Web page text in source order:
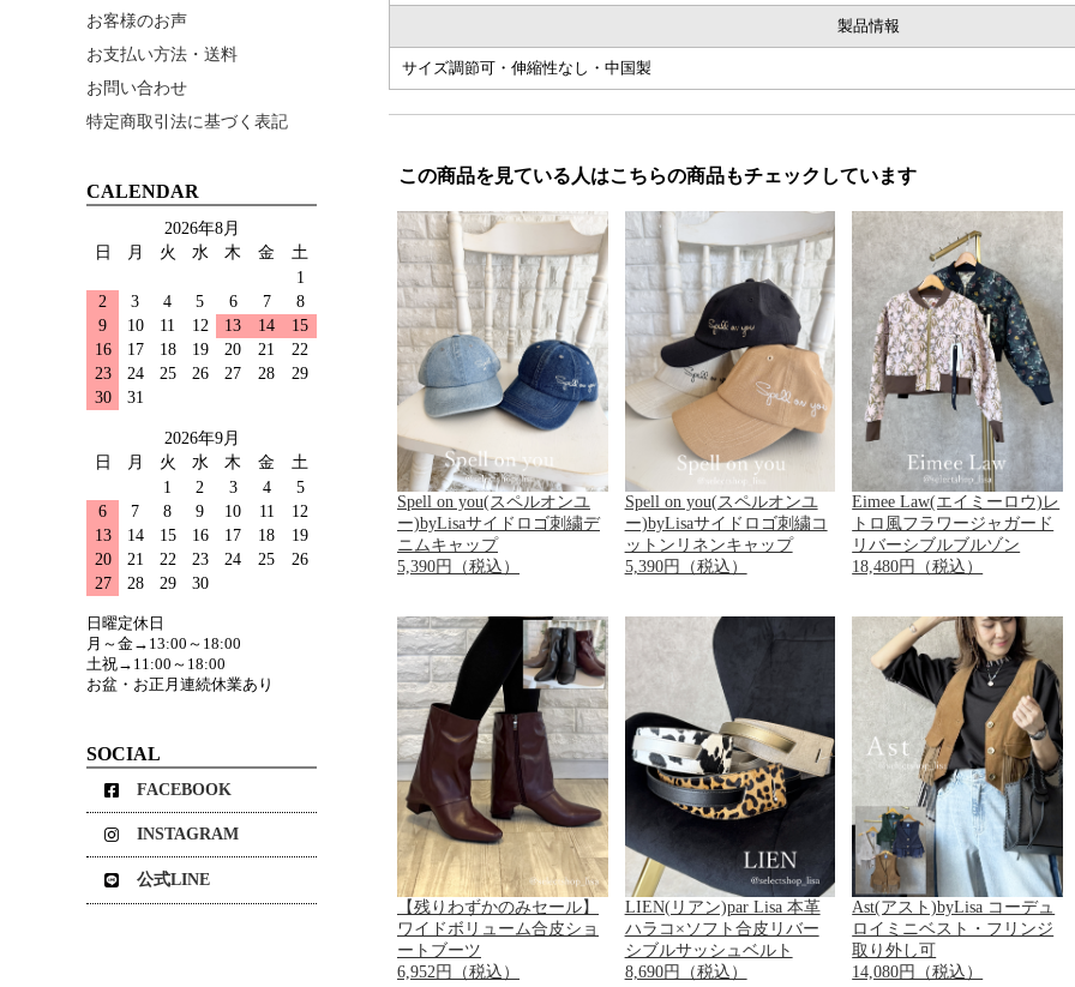
製品情報
サイズ調節可・伸縮性なし・中国製
この商品を見ている人はこちらの商品もチェックしています
Spell on you(スペルオンユ
ー)byLisaサイドロゴ刺繍デ
ニムキャップ
5,390円（税込）
Spell on you(スペルオンユ
ー)byLisaサイドロゴ刺繍コ
ットンリネンキャップ
5,390円（税込）
Eimee Law(エイミーロウ)レ
トロ風フラワージャガード
リバーシブルブルゾン
18,480円（税込）
【残りわずかのみセール】
ワイドボリューム合皮ショ
ートブーツ
6,952円（税込）
LIEN(リアン)par Lisa 本革
ハラコ×ソフト合皮リバー
シブルサッシュベルト
8,690円（税込）
Ast(アスト)byLisa コーデュ
ロイミニベスト・フリンジ
取り外し可
14,080円（税込）
お客様のお声
お支払い方法・送料
お問い合わせ
特定商取引法に基づく表記
CALENDAR
2026年8月
日
月 火 水 木 金
土
1
2
3 4 5 6 7
8
9
10 11 12 13 14
15
16
17 18 19 20 21
22
23
24 25 26 27 28
29
30
31
2026年9月
日
月 火 水 木 金
土
1
2 3 4
5
6
7 8 9 10 11
12
13
14 15 16 17 18
19
20
21 22 23 24 25
26
27
28 29 30
日曜定休日
月～金→13:00～18:00
土祝→11:00～18:00
お盆・お正月連続休業あり
SOCIAL
FACEBOOK
INSTAGRAM
公式LINE